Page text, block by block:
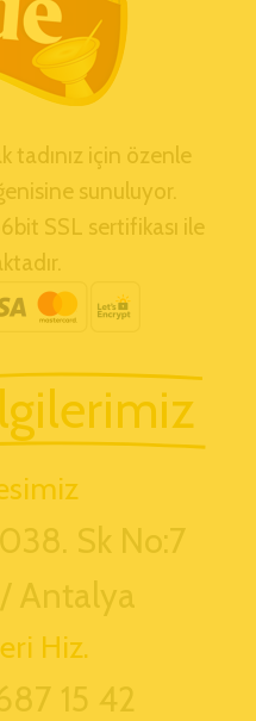
tadınız için özenle
sunuluyor.
SSL sertifikası ile
Sk No:7
Antalya
Hiz.
15 42